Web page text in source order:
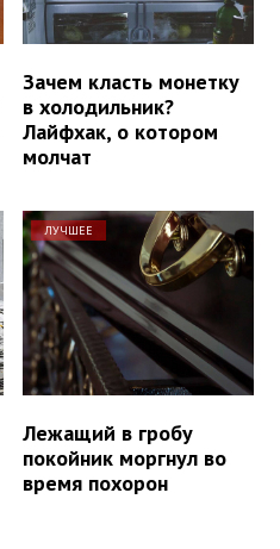
Зачем класть монетку
в холодильник?
Лайфхак, о котором
молчат
ЛУЧШЕЕ
Лежащий в гробу
покойник моргнул во
время похорон